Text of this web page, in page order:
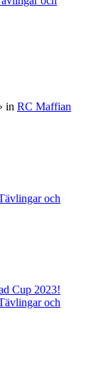
in RC Maffian
och
Cup 2023!
och